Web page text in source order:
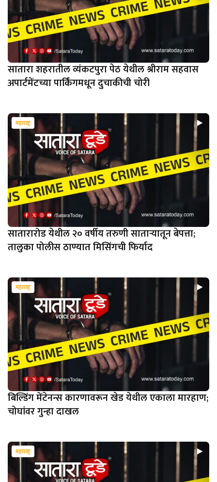
सातारा शहरातील व्यंकटपुरा पेठ येथील श्रीराम सहवास
अपार्टमेंटच्या पार्किंगमधून दुचाकीची चोरी
महाराष्ट्र
सातारारोड येथील २० वर्षीय तरुणी साताऱ्यातून बेपत्ता;
तालुका पोलीस ठाण्यात मिसिंगची फिर्याद
महाराष्ट्र
बिल्डिंग मेंटेनन्स कारणावरून खेड येथील एकाला मारहाण;
चोघांवर गुन्हा दाखल
महाराष्ट्र